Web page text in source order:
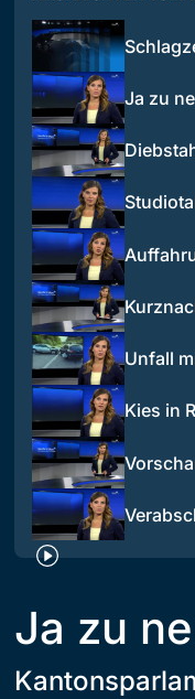
Ja zu
Unfall
Kies in
Ja zu